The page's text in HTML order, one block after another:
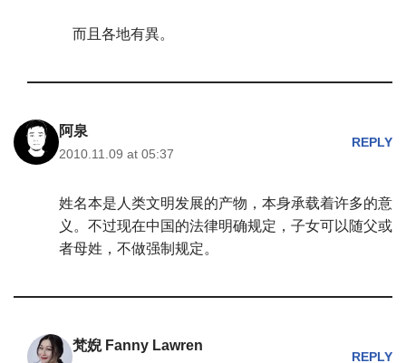
而且各地有異。
阿泉
2010.11.09 at 05:37
REPLY
姓名本是人类文明发展的产物，本身承载着许多的意
义。不过现在中国的法律明确规定，子女可以随父或
者母姓，不做强制规定。
梵婗 Fanny Lawren
REPLY